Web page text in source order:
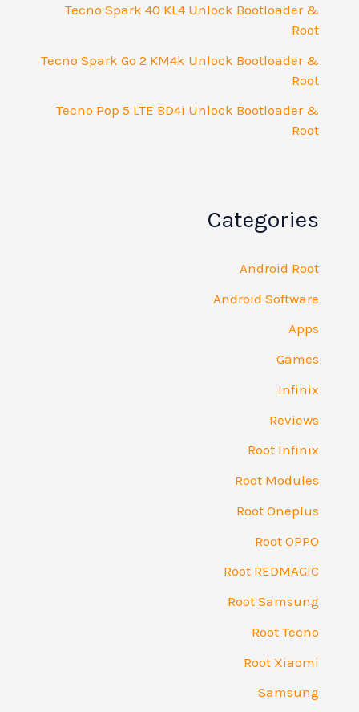
Tecno Spark 40 KL4 Unlock Bootloader &
Root
Tecno Spark Go 2 KM4k Unlock Bootloader &
Root
Tecno Pop 5 LTE BD4i Unlock Bootloader &
Root
Categories
Android Root
Android Software
Apps
Games
Infinix
Reviews
Root Infinix
Root Modules
Root Oneplus
Root OPPO
Root REDMAGIC
Root Samsung
Root Tecno
Root Xiaomi
Samsung